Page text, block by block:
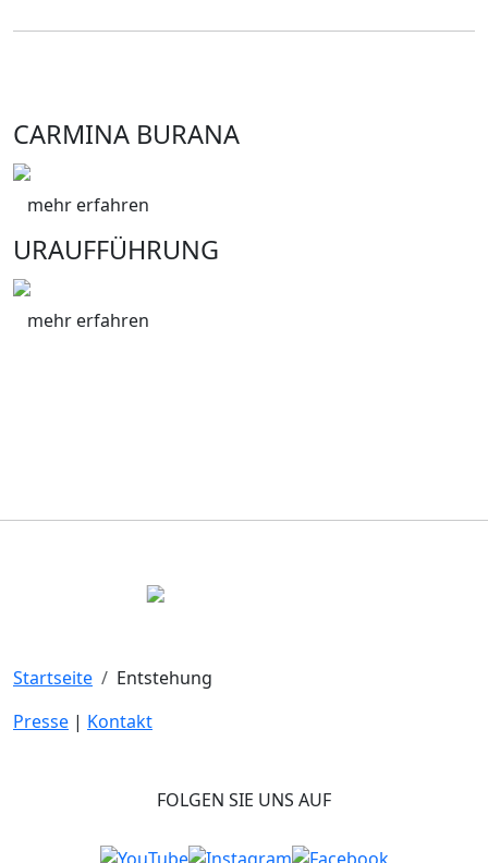
CARMINA BURANA
mehr erfahren
URAUFFÜHRUNG
mehr erfahren
Startseite
Entstehung
Presse | Kontakt
FOLGEN SIE UNS AUF